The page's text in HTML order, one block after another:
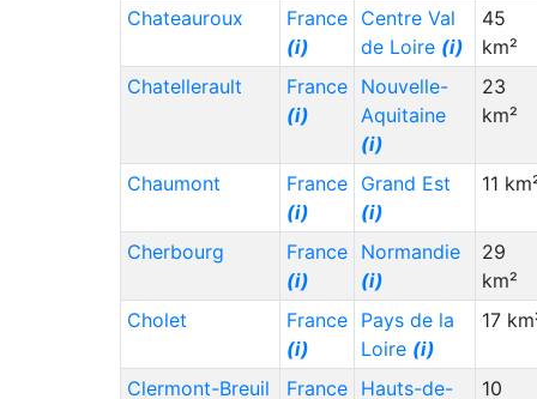
(i)
Staat (Code)(⇳)
Migration
Von (⇳)
Migration
Nach (⇳)
5,000
10,000
Jamaica (JM)(i) 5,000
2,000
5,000
Fiji (FJ)
5,000
3,000
(EH)(i)
5,000
(i) 5,000
15,000
Andorra (AD)(i) 5,000 15,000
Chateauroux
France
(i)
Centre Val
de Loire (i)
45
km²
Chatellerault
France
(i)
Nouvelle-
Aquitaine
(i)
23
km²
Chaumont
France
(i)
Grand Est
(i)
11
Cherbourg
France
(i)
Normandie
(i)
29
km²
Cholet
France
(i)
Pays de la
Loire (i)
17
Clermont-Breuil France Hauts-de- 10